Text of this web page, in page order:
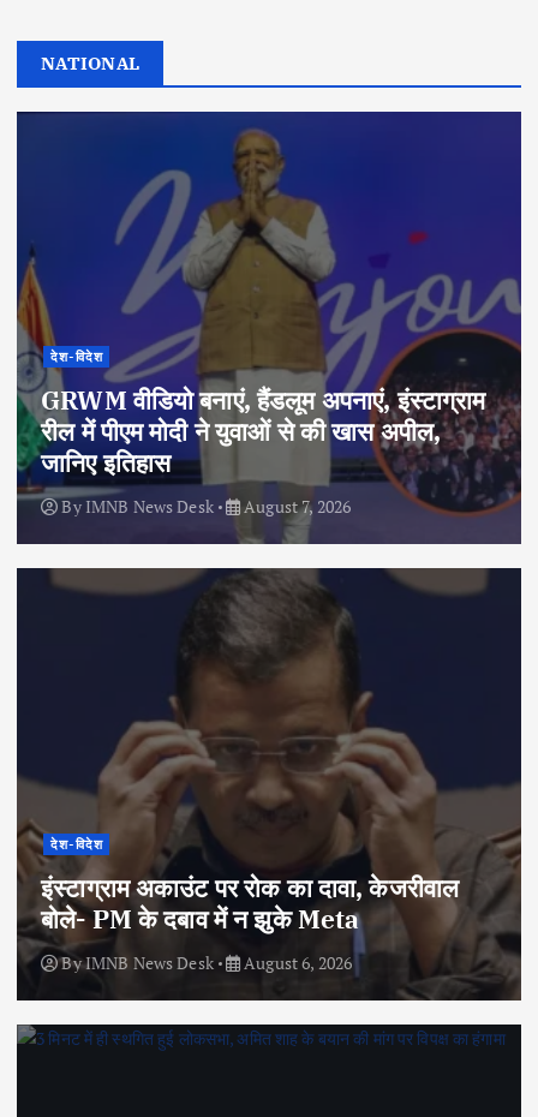
NATIONAL
देश-विदेश
GRWM वीडियो बनाएं, हैंडलूम अपनाएं, इंस्टाग्राम
रील में पीएम मोदी ने युवाओं से की खास अपील,
जानिए इतिहास
By IMNB News Desk August 7, 2026
देश-विदेश
इंस्टाग्राम अकाउंट पर रोक का दावा, केजरीवाल
बोले- PM के दबाव में न झुके Meta
ByIMNB News Desk August 6, 2026